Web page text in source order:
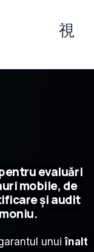
evaluări
mobile, de
și audit
unuiînalt